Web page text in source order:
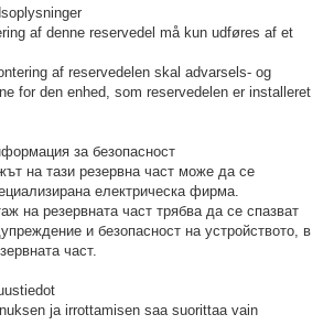
af denne reservedel må kun udføres af et
af reservedelen skal advarsels- og
for den enhed, som reservedelen er installeret
за безопасност
на тази резервна част може да се
електрическа фирма.
на резервната част трябва да се спазват
и безопасност на устройството, в
част.
ja irrottamisen saa suorittaa vain